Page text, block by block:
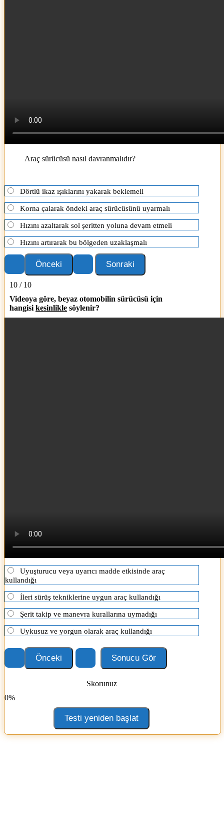
Araç sürücüsü nasıl davranmalıdır?
Dörtlü ikaz ışıklarını yakarak beklemeli
Korna çalarak öndeki araç sürücüsünü uyarmalı
Hızını azaltarak sol şeritten yoluna devam etmeli
Hızını artırarak bu bölgeden uzaklaşmalı
10 / 10
Videoya göre, beyaz otomobilin sürücüsü için
hangisi kesinlikle söylenir?
Uyuşturucu veya uyarıcı madde etkisinde araç
kullandığı
İleri sürüş tekniklerine uygun araç kullandığı
Şerit takip ve manevra kurallarına uymadığı
Uykusuz ve yorgun olarak araç kullandığı
Skorunuz
0%
Testi yeniden başlat